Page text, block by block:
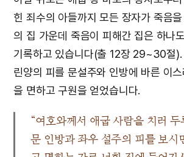
힌 죄수의 아들까지 모든 장자가 죽음
의 집 가운데 죽음이 피해간 집은 하나
기록하고 있습니다(출 12장 29~30절).
린양의 피를 문설주와 인방에 바른 이
을 면하고 구원을 얻었습니다.
“여호와께서 애굽 사람을 치러 두
문 인방과 좌우 설주의 피를 보시